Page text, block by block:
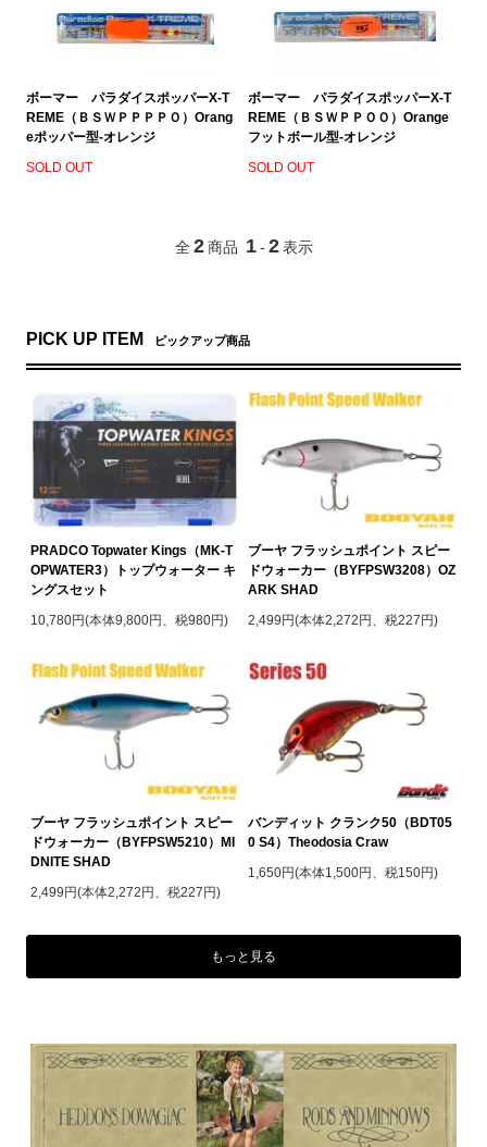
ボーマー パラダイスポッパーX-T
REME（ＢＳＷＰＰＰＰＯ）Orang
eポッパー型-オレンジ
SOLD OUT
ボーマー パラダイスポッパーX-T
REME（ＢＳＷＰＰＯＯ）Orange
フットボール型-オレンジ
SOLD OUT
全 2 商品 1 - 2 表示
PICK UP ITEM ピックアップ商品
PRADCO Topwater Kings（MK-T
OPWATER3）トップウォーター キ
ングスセット
10,780円(本体9,800円、税980円)
ブーヤ フラッシュポイント スピー
ドウォーカー（BYFPSW3208）OZ
ARK SHAD
2,499円(本体2,272円、税227円)
ブーヤ フラッシュポイント スピー
ドウォーカー（BYFPSW5210）MI
DNITE SHAD
2,499円(本体2,272円、税227円)
バンディット クランク50（BDT05
0 S4）Theodosia Craw
1,650円(本体1,500円、税150円)
もっと見る